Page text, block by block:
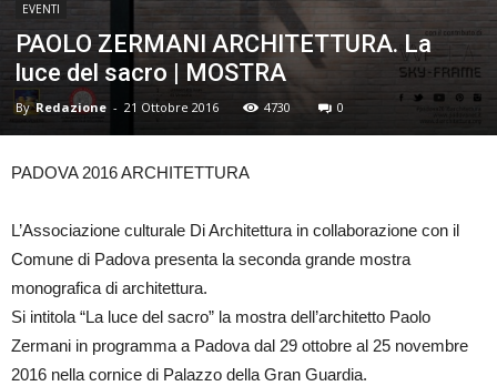
EVENTI
PAOLO ZERMANI ARCHITETTURA. La
luce del sacro | MOSTRA
By Redazione - 21 Ottobre 2016 4730 0
PADOVA 2016 ARCHITETTURA
L’Associazione culturale Di Architettura in collaborazione con il
Comune di Padova presenta la seconda grande mostra
monografica di architettura.
Si intitola “La luce del sacro” la mostra dell’architetto Paolo
Zermani in programma a Padova dal 29 ottobre al 25 novembre
2016 nella cornice di Palazzo della Gran Guardia.